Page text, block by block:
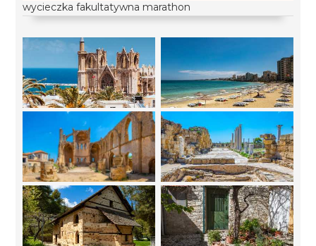
wycieczka fakultatywna marathon